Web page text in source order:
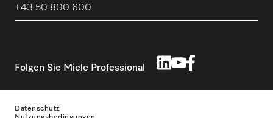
+43 50 800 600
Folgen Sie Miele Professional
Datenschutz